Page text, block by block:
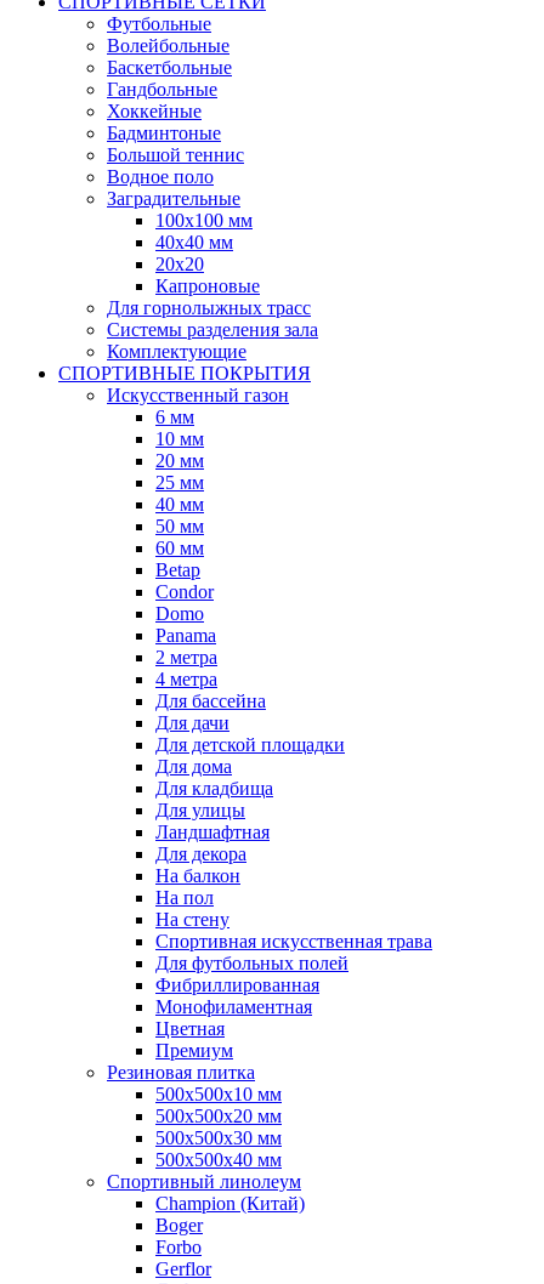
Футбольные
Волейбольные
Баскетбольные
Гандбольные
Хоккейные
Бадминтоные
Большой теннис
Водное поло
Заградительные
100х100 мм
40х40 мм
20х20
Капроновые
Для горнолыжных трасс
Системы разделения зала
Комплектующие
СПОРТИВНЫЕ ПОКРЫТИЯ
Искусственный газон
6 мм
10 мм
20 мм
25 мм
40 мм
50 мм
60 мм
Betap
Condor
Domo
Panama
2 метра
4 метра
Для бассейна
Для дачи
Для детской площадки
Для дома
Для кладбища
Для улицы
Ландшафтная
Для декора
На балкон
На пол
На стену
Спортивная искусственная трава
Для футбольных полей
Фибриллированная
Монофиламентная
Цветная
Премиум
Резиновая плитка
500х500х10 мм
500х500х20 мм
500х500х30 мм
500х500х40 мм
Спортивный линолеум
Champion (Китай)
Boger
Forbo
Gerflor